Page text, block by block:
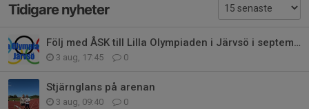
Tidigare nyheter
Följ med ÅSK till Lilla Olympiaden i Järvsö i september!
3 aug, 17:45 0
Stjärnglans på arenan
3 aug, 09:40 0